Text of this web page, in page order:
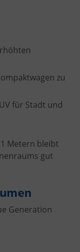
zu
für Stadt und
Metern bleibt
gut
Generation